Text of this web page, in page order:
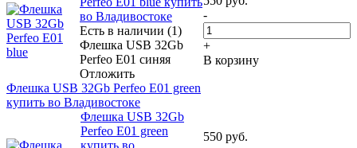
во Владивостоке
Есть в наличии (1)
Флешка USB 32Gb
Perfeo E01 синяя
Отложить
-
+
В корзину
Флешка USB 32Gb Perfeo E01 green
купить во Владивостоке
Флешка USB 32Gb
Perfeo E01 green
купить во
550 руб.